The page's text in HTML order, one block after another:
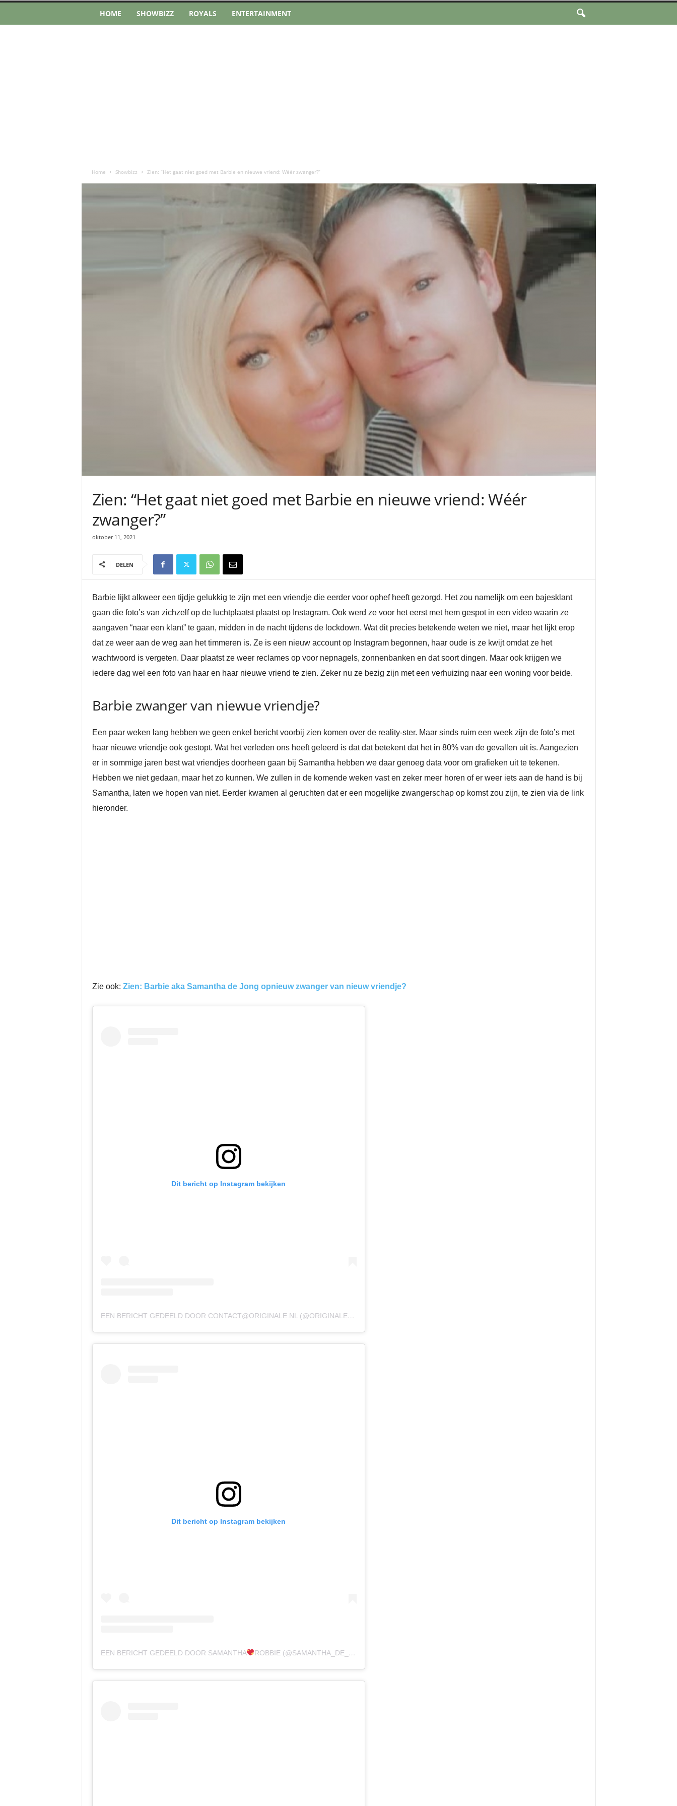
HOME SHOWBIZZ ROYALS ENTERTAINMENT
Home Showbizz Zien: “Het gaat niet goed met Barbie en nieuwe vriend: Wéér zwanger?”
Zien: “Het gaat niet goed met Barbie en nieuwe vriend: Wéér
zwanger?”
oktober 11, 2021
DELEN
Barbie lijkt alkweer een tijdje gelukkig te zijn met een vriendje die eerder voor ophef heeft gezorgd. Het zou namelijk om een bajesklant
gaan die foto’s van zichzelf op de luchtplaatst plaatst op Instagram. Ook werd ze voor het eerst met hem gespot in een video waarin ze
aangaven “naar een klant” te gaan, midden in de nacht tijdens de lockdown. Wat dit precies betekende weten we niet, maar het lijkt erop
dat ze weer aan de weg aan het timmeren is. Ze is een nieuw account op Instagram begonnen, haar oude is ze kwijt omdat ze het
wachtwoord is vergeten. Daar plaatst ze weer reclames op voor nepnagels, zonnenbanken en dat soort dingen. Maar ook krijgen we
iedere dag wel een foto van haar en haar nieuwe vriend te zien. Zeker nu ze bezig zijn met een verhuizing naar een woning voor beide.
Barbie zwanger van niewue vriendje?
Een paar weken lang hebben we geen enkel bericht voorbij zien komen over de reality-ster. Maar sinds ruim een week zijn de foto’s met
haar nieuwe vriendje ook gestopt. Wat het verleden ons heeft geleerd is dat dat betekent dat het in 80% van de gevallen uit is. Aangezien
er in sommige jaren best wat vriendjes doorheen gaan bij Samantha hebben we daar genoeg data voor om grafieken uit te tekenen.
Hebben we niet gedaan, maar het zo kunnen. We zullen in de komende weken vast en zeker meer horen of er weer iets aan de hand is bij
Samantha, laten we hopen van niet. Eerder kwamen al geruchten dat er een mogelijke zwangerschap op komst zou zijn, te zien via de link
hieronder.
Zie ook: Zien: Barbie aka Samantha de Jong opnieuw zwanger van nieuw vriendje?
Dit bericht op Instagram bekijken
EEN BERICHT GEDEELD DOOR CONTACT@ORIGINALE.NL (@ORIGINALEMARCDEBOER)
Dit bericht op Instagram bekijken
EEN BERICHT GEDEELD DOOR SAMANTHA ROBBIE (@SAMANTHA_DE_JONG31)